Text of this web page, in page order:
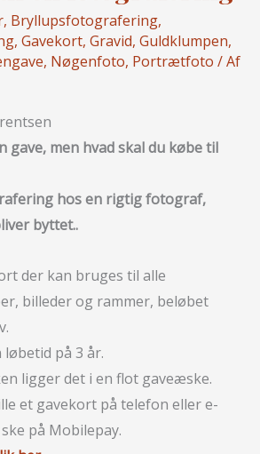
, Bryllupsfotografering,
, Gavekort, Gravid, Guldklumpen,
, Nøgenfoto, Portrætfoto / Af
gave, men hvad skal du købe til
hos en rigtig fotograf,
byttet..
der kan bruges til alle
billeder og rammer, beløbet
på 3 år.
ligger det i en flot gaveæske.
et gavekort på telefon eller e-
på Mobilepay.